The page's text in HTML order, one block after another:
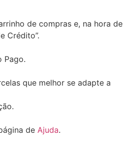
de compras e, na hora de
Crédito”.
Pago.
que melhor se adapte a
de Ajuda.